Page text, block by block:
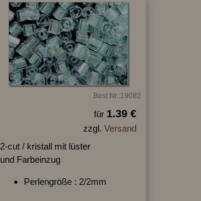
Best.Nr.:19082
für 1.39 €
zzgl. Versand
2-cut / kristall mit lüster
und Farbeinzug
Perlengröße : 2/2mm